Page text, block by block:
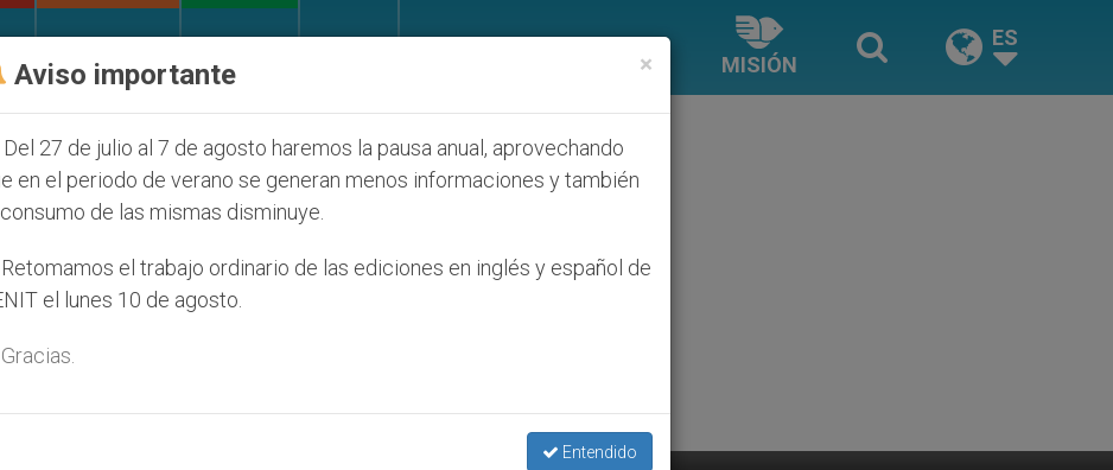
MISIÓN
ES
×
Aviso importante
Del 27 de julio al 7 de agosto haremos la pausa anual, aprovechando
en el periodo de verano se generan menos informaciones y también
de las mismas disminuye.
el trabajo ordinario de las ediciones en inglés y español de
el lunes 10 de agosto.
Entendido